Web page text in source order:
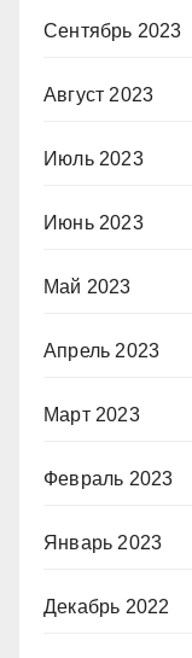
Сентябрь 2023
Август 2023
Июль 2023
Июнь 2023
Май 2023
Апрель 2023
Март 2023
Февраль 2023
Январь 2023
Декабрь 2022